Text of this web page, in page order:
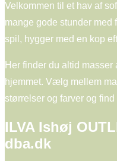
Velkommen til et hav af
mange gode stunder med
spil, hygger med en kop
Her finder du altid masser
hjemmet. Vælg mellem
størrelser og farver og find
ILVA Ishøj
dba.dk